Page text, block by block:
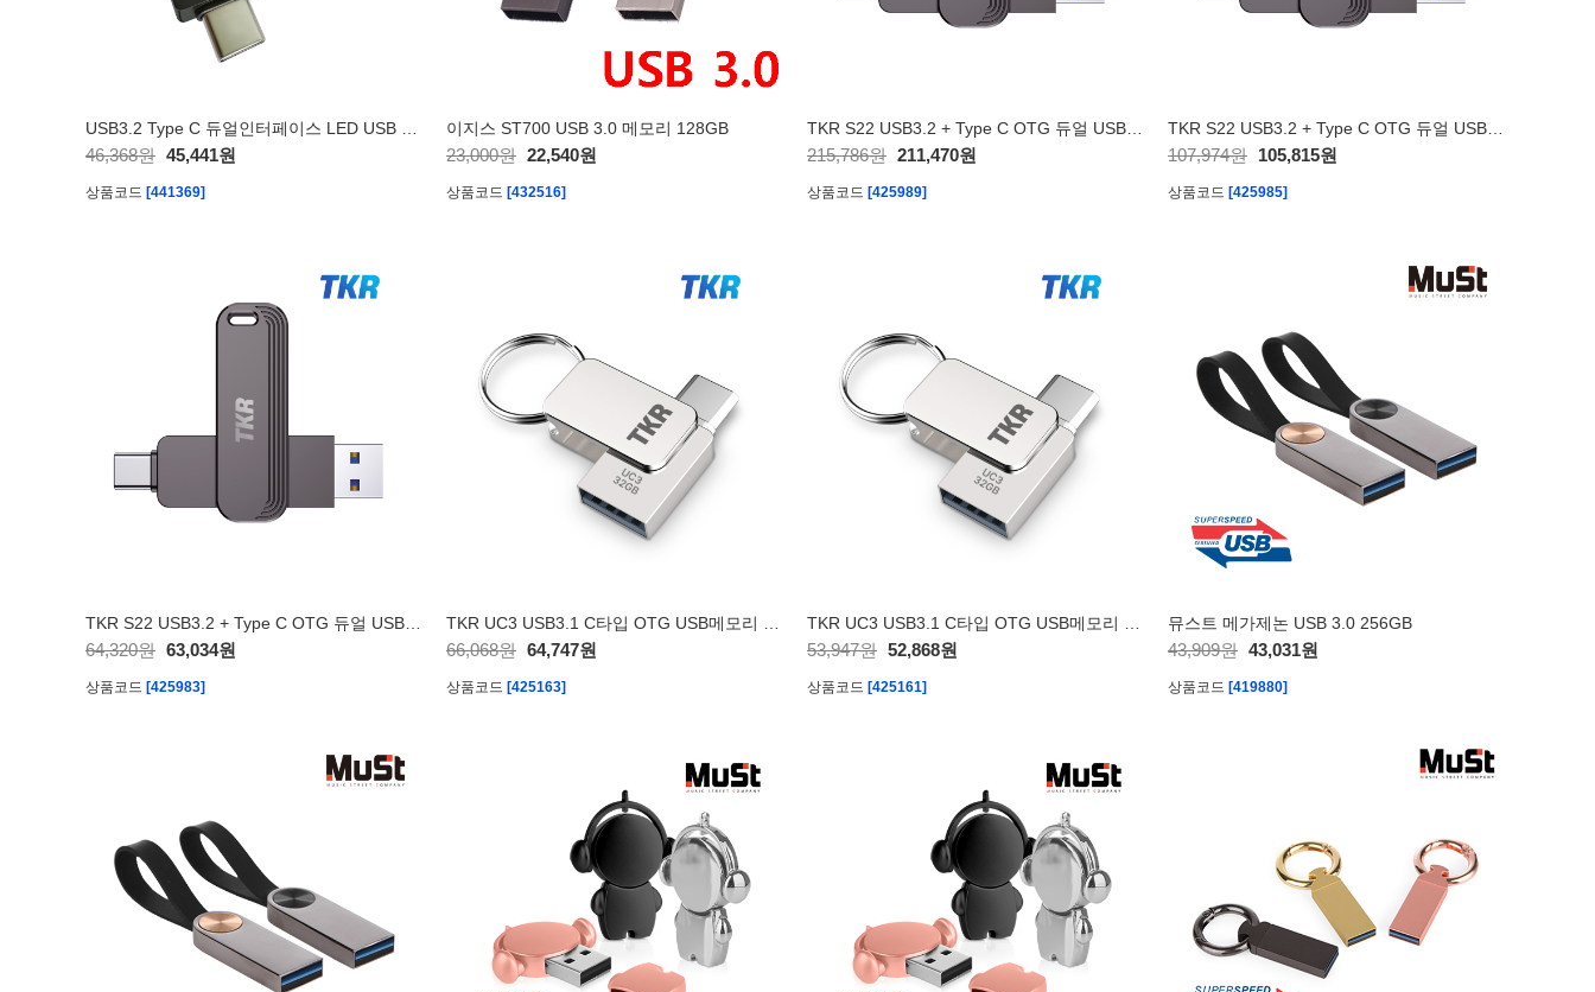
46,368원 45,441원
상품코드 [441369]
이지스 ST700 USB 3.0 메모리 128GB
23,000원 22,540원
상품코드 [432516]
215,786원 211,470원
상품코드 [425989]
107,974원 105,815원
상품코드 [425985]
64,320원 63,034원
상품코드 [425983]
66,068원 64,747원
상품코드 [425163]
53,947원 52,868원
상품코드 [425161]
뮤스트 메가제논 USB 3.0 256GB
43,909원 43,031원
상품코드 [419880]